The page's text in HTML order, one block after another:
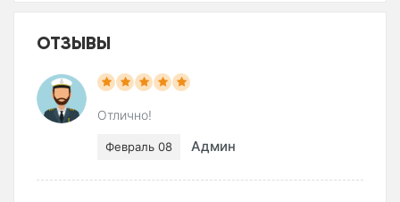
ОТЗЫВЫ
Отлично!
Февраль 08 Админ